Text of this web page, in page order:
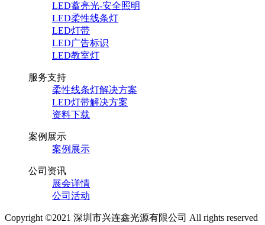
LED蓄亮光-安全照明
LED柔性线条灯
LED灯带
LED广告标识
LED教室灯
服务支持
柔性线条灯解决方案
LED灯带解决方案
资料下载
案例展示
案例展示
公司资讯
展会详情
公司活动
Copyright ©2021 深圳市兴连鑫光源有限公司 All rights reserved